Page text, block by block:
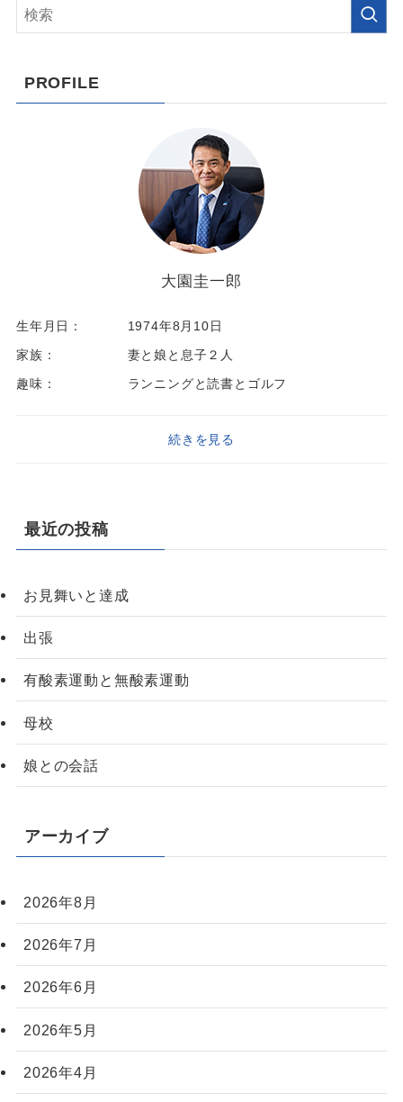
PROFILE
大園圭一郎
生年月日：
1974年8月10日
家族：
妻と娘と息子２人
趣味：
ランニングと読書とゴルフ
続きを見る
最近の投稿
お見舞いと達成
出張
有酸素運動と無酸素運動
母校
娘との会話
アーカイブ
2026年8月
2026年7月
2026年6月
2026年5月
2026年4月